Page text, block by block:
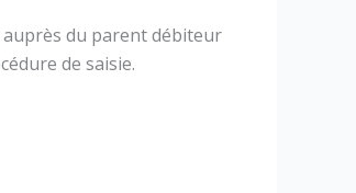
auprès du parent débiteur
de saisie.